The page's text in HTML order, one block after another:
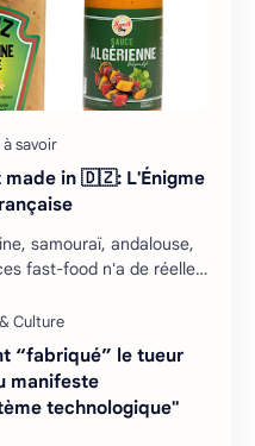
made in 🇩🇿: L'Énigme
samouraï, andalouse,
fast-food n'a de réelles
“fabriqué” le tueur
manifeste
technologique"